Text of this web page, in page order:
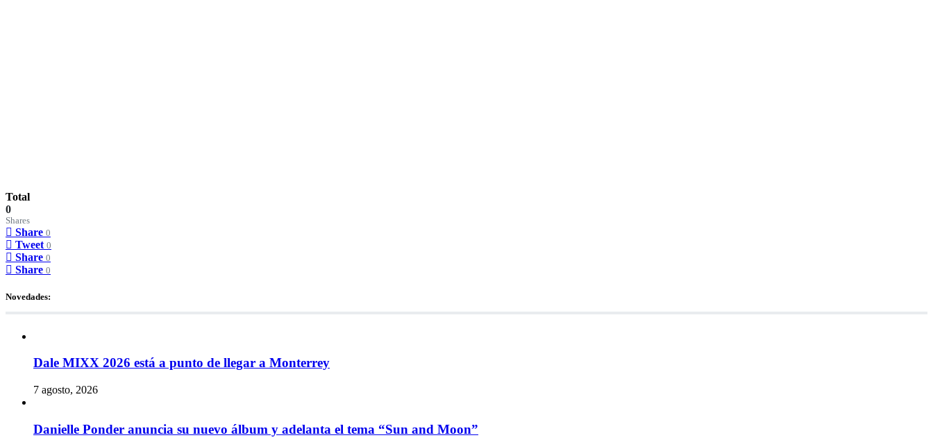
Total
0
Shares
Share 0
Tweet 0
Share 0
Share 0
Novedades:
Dale MIXX 2026 está a punto de llegar a Monterrey
7 agosto, 2026
Danielle Ponder anuncia su nuevo álbum y adelanta el tema “Sun and Moon”